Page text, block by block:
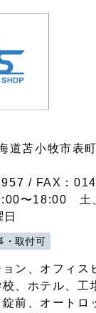
道苫小牧市表
/ FAX：
〜18:00 土
・取付可
ン、オフィス
、ホテル、工
前、オートロ